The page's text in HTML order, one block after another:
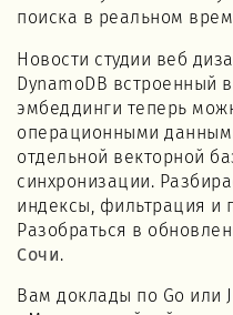
поиска в реальном
Новости студии веб
DynamoDB встроенный
эмбеддинги теперь
операционными
отдельной векторной
синхронизации.
индексы, фильтрация и
Разобраться в
Сочи.
Вам доклады по Go или